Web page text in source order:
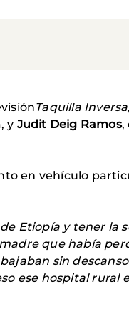
Taquilla
y Judit Deig Ramos,
en vehículo
Etiopía y tener la
que había
sin
ese hospital rural